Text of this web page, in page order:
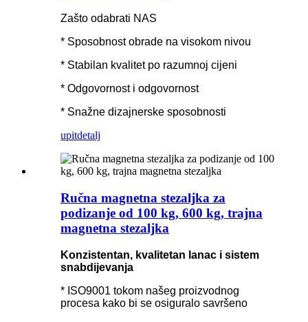
Zašto odabrati NAS
* Sposobnost obrade na visokom nivou
* Stabilan kvalitet po razumnoj cijeni
* Odgovornost i odgovornost
* Snažne dizajnerske sposobnosti
upitdetalj
Ručna magnetna stezaljka za
podizanje od 100 kg, 600 kg, trajna
magnetna stezaljka
Konzistentan, kvalitetan lanac i sistem
snabdijevanja
* ISO9001 tokom našeg proizvodnog
procesa kako bi se osiguralo savršeno